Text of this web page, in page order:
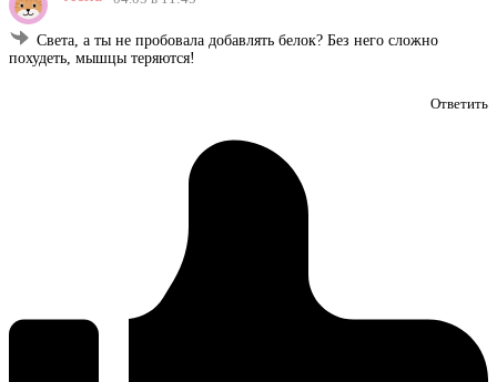
Света, а ты не пробовала добавлять белок? Без него сложно
похудеть, мышцы теряются!
Ответить